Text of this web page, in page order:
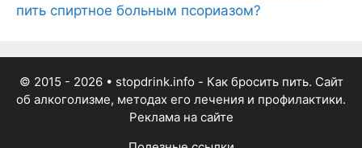
пить спиртное больным псориазом?
© 2015 - 2026• stopdrink.info - Как бросить пить. Сайт
об алкоголизме, методах его лечения и профилактики.
Реклама на сайте